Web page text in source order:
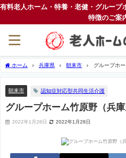
有料老人ホーム・特養・老健・グループ
特徴のご案
ホーム 兵庫県 朝来市 グループホ
朝来市 認知症対応型共同生活介護
グループホーム竹原野（兵庫
2022年1月28日 2022年1月28日